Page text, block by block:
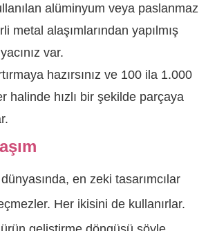
alüminyum veya paslanmaz
metal alaşımlarından yapılmış
var.
hazırsınız ve 100 ila 1.000
halinde hızlı bir şekilde parçaya
en zeki tasarımcılar
Her ikisini de kullanırlar.